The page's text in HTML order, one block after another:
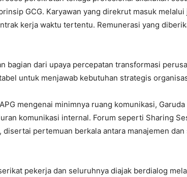
GCG. Karyawan yang direkrut masuk
kerja waktu tertentu. Remunerasi yang
bagian dari upaya percepatan transformasi
untuk menjawab kebutuhan strategis
mengenai minimnya ruang komunikasi,
komunikasi internal. Forum seperti Sharing
disertai pertemuan berkala antara manajemen
pekerja dan seluruhnya diajak berdialog